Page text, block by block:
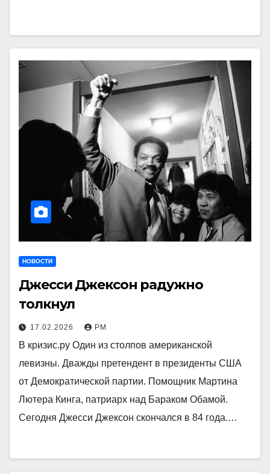
НОВОСТИ
Джесси Джексон радужно
толкнул
17.02.2026 РМ
В кризис.ру Один из столпов американской
левизны. Дважды претендент в президенты США
от Демократической партии. Помощник Мартина
Лютера Кинга, патриарх над Бараком Обамой.
Сегодня Джесси Джексон скончался в 84 года.…